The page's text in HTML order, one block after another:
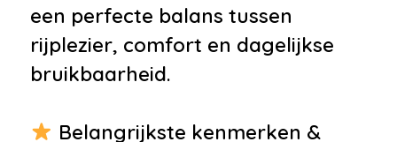
•Audio installatie
•Navigatiesysteem full map
•Spraakbediening
•Multimedia-voorbereiding
een perfecte balans tussen
rijplezier, comfort en dagelijkse
bruikbaarheid.
Belangrijkste kenmerken &